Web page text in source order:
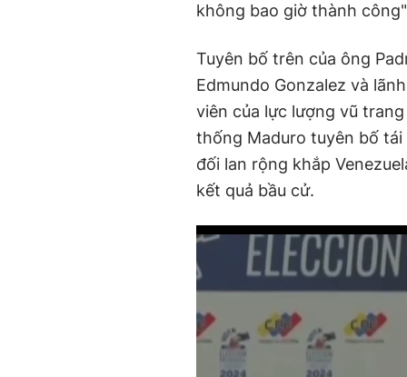
không bao giờ thành
Tuyên bố trên của ông
Edmundo Gonzalez và
viên của lực lượng vũ
thống Maduro tuyên bố
đối lan rộng khắp
kết quả bầu cử.